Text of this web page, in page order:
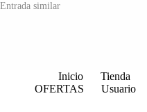
Entrada similar
Inicio Tienda
OFERTAS
Usuario